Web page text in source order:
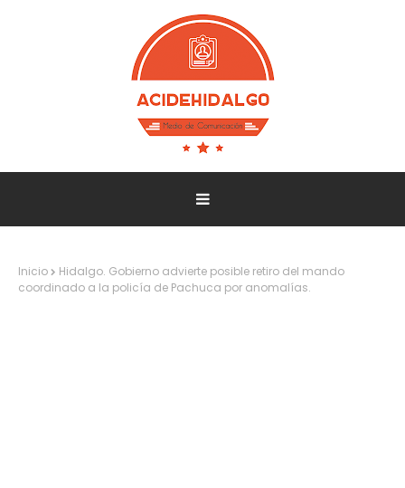
Inicio
Hidalgo. Gobierno advierte posible retiro del mando
coordinado a la policía de Pachuca por anomalías.